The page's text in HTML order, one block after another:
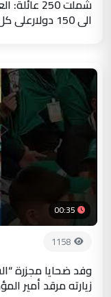
الى 150 دولارعلى كل عائلة في "حارة صيدا"
00:35
1158
وفد ضحايا مجزرة
زيارته مرقد أمير